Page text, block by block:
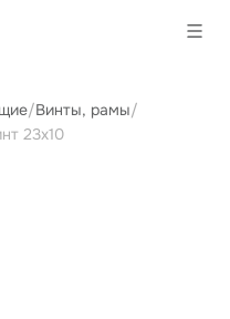
/Винты, рамы/
23х10